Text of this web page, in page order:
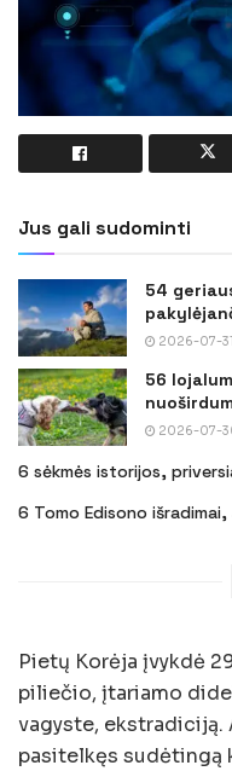
Jus gali sudominti
54
2026-07-31
56
2026-07-
6 sėkmės istorijos,
6 Tomo Edisono
Pietų Korėja įvykdė
piliečio, įtariamo
vagyste, ekstradiciją.
pasitelkęs sudėtingą